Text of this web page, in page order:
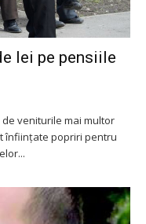
lei pe pensiile
veniturile mai multor
înfiinţate popriri pentru